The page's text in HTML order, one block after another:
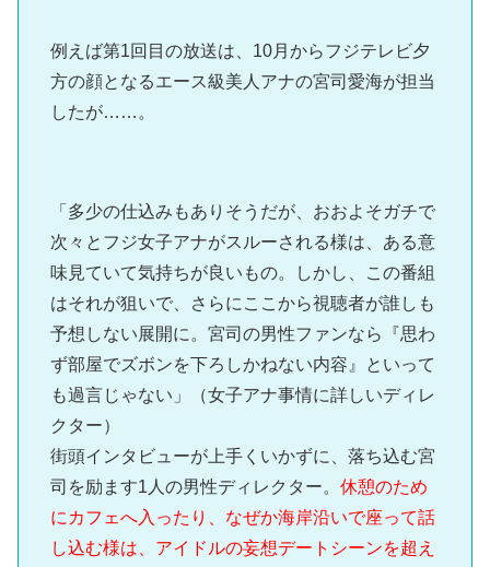
例えば第1回目の放送は、10月からフジテレビ夕
方の顔となるエース級美人アナの宮司愛海が担当
したが……。
「多少の仕込みもありそうだが、おおよそガチで
次々とフジ女子アナがスルーされる様は、ある意
味見ていて気持ちが良いもの。しかし、この番組
はそれが狙いで、さらにここから視聴者が誰しも
予想しない展開に。宮司の男性ファンなら『思わ
ず部屋でズボンを下ろしかねない内容』といって
も過言じゃない」（女子アナ事情に詳しいディレ
クター）
街頭インタビューが上手くいかずに、落ち込む宮
司を励ます1人の男性ディレクター。 休憩のため
にカフェへ入ったり、なぜか海岸沿いで座って話
し込む様は、アイドルの妄想デートシーンを超え